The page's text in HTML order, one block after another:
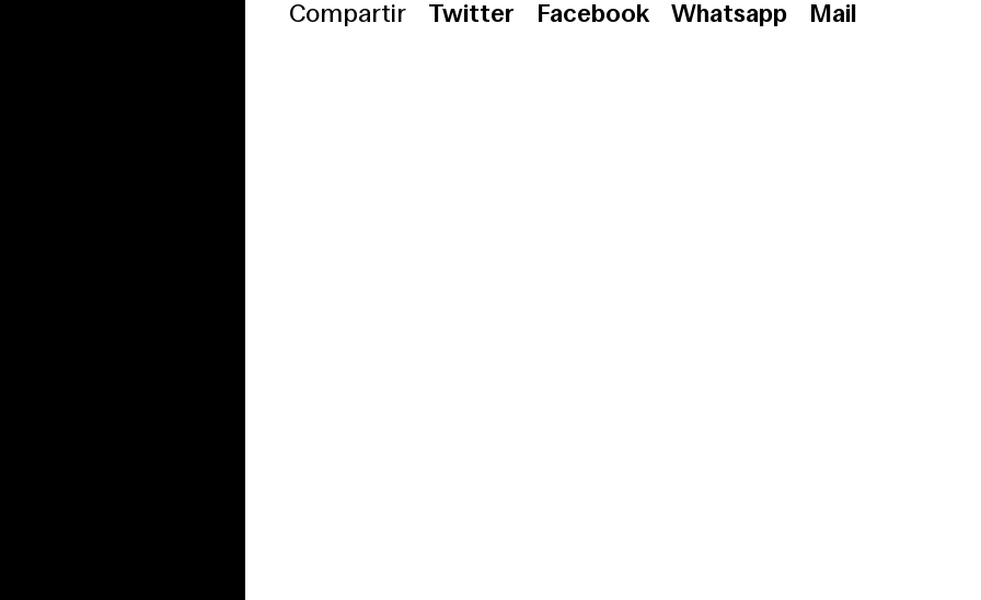
Compartir Twitter Facebook Whatsapp Mail